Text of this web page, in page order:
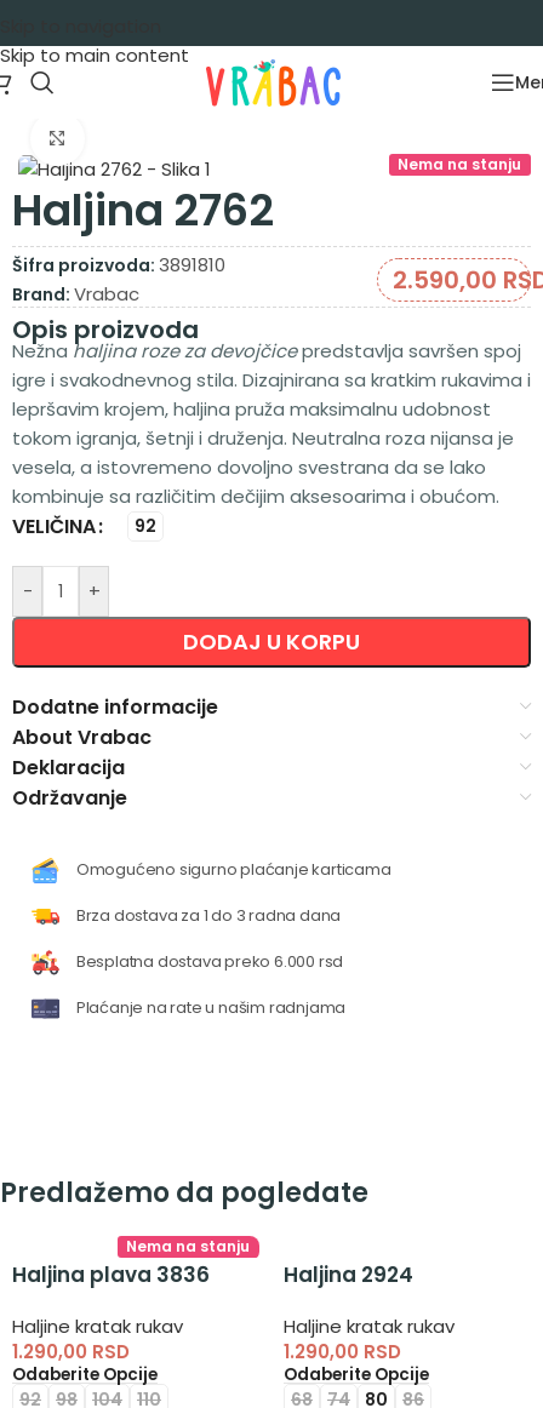
Skip to main content
Haljine kratak rukav
Nema na stanju
Haljina 2762
Šifra proizvoda: 3891810
Brand: Vrabac 2.590,00
Opis proizvoda
Nežna haljina roze za devojčicepredstavlja savršen spoj
igre i svakodnevnog stila. Dizajnirana sa kratkim rukavima i
lepršavim krojem, haljina pruža maksimalnu udobnost
tokom igranja, šetnji i druženja. Neutralna roza nijansa je
vesela, a istovremeno dovoljno svestrana da se lako
kombinuje sa različitim dečijim aksesoarima i obućom.
VELIČINA 92
- +
DODAJ U KORPU
Alternative:
Dodatne informacije
About Vrabac
Deklaracija
Održavanje
Omogućeno sigurno plaćanje karticama
Brza dostava za 1 do 3 radna dana
Besplatna dostava preko 6.000 rsd
Plaćanje na rate u našim radnjama
Predlažemo da pogledate
Nema na stanju
Haljina plava 3836
Haljine kratak rukav
1.290,00 RSD
Odaberite Opcije
92 98 104 110
Haljina 2924
Haljine kratak rukav
1.290,00 RSD
Odaberite Opcije
68 74 80 86